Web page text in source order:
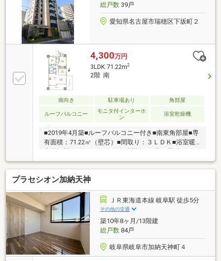
古屋堀田店 徒歩約7分
総戸数39戸
愛知県名古屋市瑞穂区下坂町２
4,300万円
3LDK 71.22m2
2階 南
南向き 駐車場あり 角部屋
ルーフバルコニー
モニタ付インターホ
ン
浴室乾燥機
■2019年4月築■ルーフバルコニー付き■南東角部屋■専
有面積：71.22㎡（壁芯）■間取り：３ＬＤＫ■浴室暖
ターがついており、セキュリティ面でご安心いただけ
ます。■室内使用状況良好■周辺施設・名古屋市立堀田
小学校まで670m 徒歩9分・名古屋市立田光中学校まで
1210m 徒歩16分・フィール堀田店まで360m 徒歩5分
プラセシオン加納天神
ＪＲ東海道本線 岐阜駅 徒歩5分
その他の交通
築10年8ヶ月/13階建
総戸数84戸
岐阜県岐阜市加納天神町４